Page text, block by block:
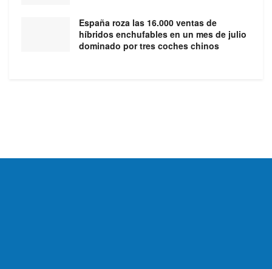
España roza las 16.000 ventas de
híbridos enchufables en un mes de julio
dominado por tres coches chinos